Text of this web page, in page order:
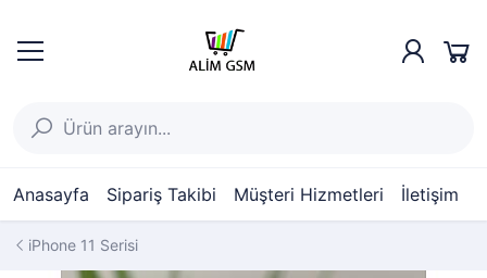
Anasayfa Sipariş Takibi Müşteri Hizmetleri İletişim
iPhone 11 Serisi